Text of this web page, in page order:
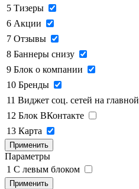
5 Тизеры
6 Акции
7 Отзывы
8 Баннеры снизу
9 Блок о компании
10 Бренды
11 Виджет соц. сетей на главной
12 Блок ВКонтакте
13 Карта
Применить
Параметры
1 C левым блоком
Применить